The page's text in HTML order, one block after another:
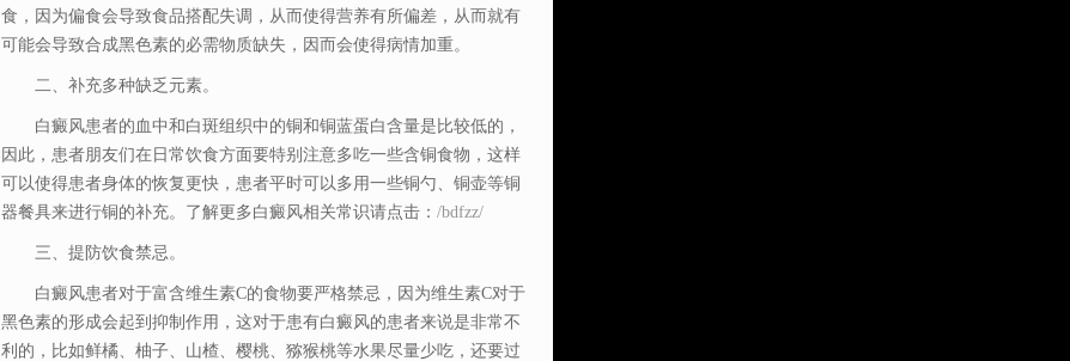
食，因为偏食会导致食品搭配失调，从而使得营养有所偏差，从而就有
可能会导致合成黑色素的必需物质缺失，因而会使得病情加重。
二、补充多种缺乏元素。
白癜风患者的血中和白斑组织中的铜和铜蓝蛋白含量是比较低的，
因此，患者朋友们在日常饮食方面要特别注意多吃一些含铜食物，这样
可以使得患者身体的恢复更快，患者平时可以多用一些铜勺、铜壶等铜
器餐具来进行铜的补充。了解更多白癜风相关常识请点击：/bdfzz/
三、提防饮食禁忌。
白癜风患者对于富含维生素C的食物要严格禁忌，因为维生素C对于
黑色素的形成会起到抑制作用，这对于患有白癜风的患者来说是非常不
利的，比如鲜橘、柚子、山楂、樱桃、猕猴桃等水果尽量少吃，还要过